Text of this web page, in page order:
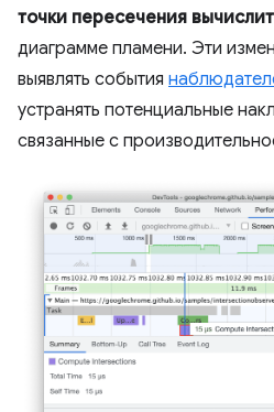
точки пересечения
диаграмме пламени. Эти
выявлять события
устранять потенциальные
связанные с